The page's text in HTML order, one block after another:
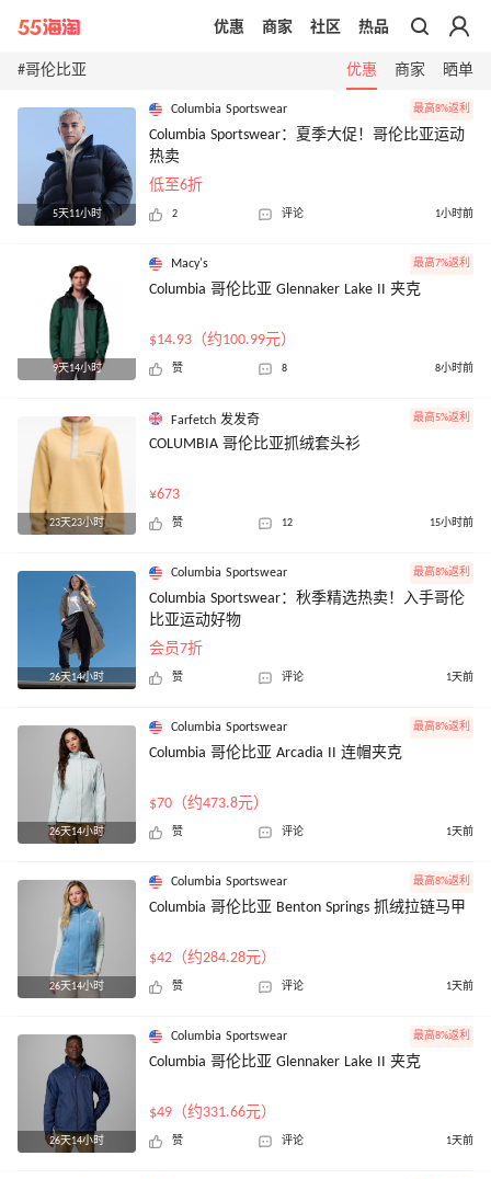
带你去官网买正品
优惠 商家 社区 热品
#哥伦比亚 优惠 商家 晒单
5天11小时
Columbia Sportswear 最高8%返利
Columbia Sportswear：夏季大促！哥伦比亚运动
热卖
低至6折
2 评论 1小时前
9天14小时
Macy's 最高7%返利
Columbia 哥伦比亚 Glennaker Lake II 夹克
$14.93（约100.99元）
赞 8 8小时前
23天23小时
Farfetch 发发奇 最高5%返利
COLUMBIA 哥伦比亚抓绒套头衫
¥673
赞 12 15小时前
26天14小时
Columbia Sportswear 最高8%返利
Columbia Sportswear：秋季精选热卖！入手哥伦
比亚运动好物
会员7折
赞 评论 1天前
26天14小时
Columbia Sportswear 最高8%返利
Columbia 哥伦比亚 Arcadia II 连帽夹克
$70（约473.8元）
赞 评论 1天前
26天14小时
Columbia Sportswear 最高8%返利
Columbia 哥伦比亚 Benton Springs 抓绒拉链马甲
$42（约284.28元）
赞 评论 1天前
26天14小时
Columbia Sportswear 最高8%返利
Columbia 哥伦比亚 Glennaker Lake II 夹克
$49（约331.66元）
赞 评论 1天前